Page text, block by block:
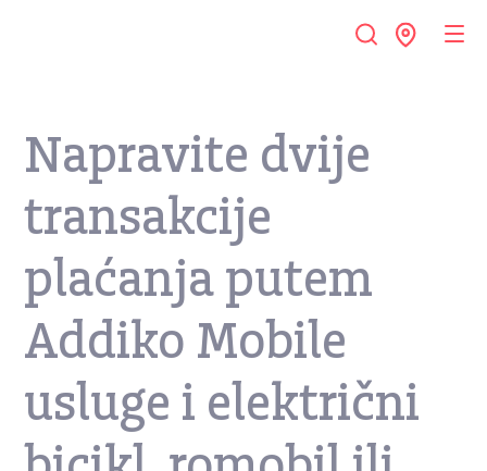
Napravite dvije
transakcije
plaćanja putem
Addiko Mobile
usluge i električni